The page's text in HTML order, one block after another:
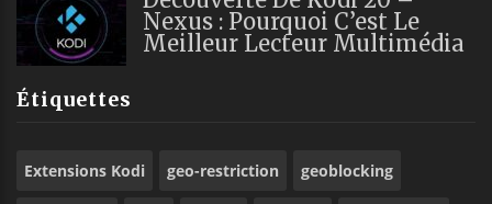
Nexus : Pourquoi C’est Le
Meilleur Lecteur Multimédia
Étiquettes
Extensions Kodi geo-restriction geoblocking